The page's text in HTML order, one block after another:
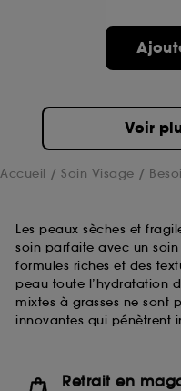
Voir
Accueil Soin Visage
Les peaux sèches et
soin parfaite avec un
formules riches et des
peau toute l’hydratation
mixtes à grasses ne sont
innovantes qui pénètrent
Retrait en